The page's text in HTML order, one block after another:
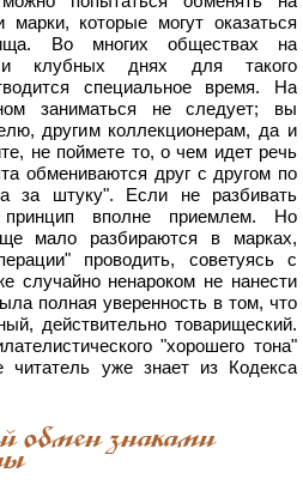
которые могут оказаться
Во многих обществах на
клубных днях для такого
специальное время. На
заниматься не следует; вы
другим коллекционерам, да и
не поймете то, о чем идет речь
обмениваются друг с другом по
за штуку". Если не разбивать
вполне приемлем. Но
мало разбираются в марках,
проводить, советуясь с
случайно ненароком не нанести
полная уверенность в том, что
действительно товарищеский.
"хорошего тона"
читатель уже знает из Кодекса
обмен знаками